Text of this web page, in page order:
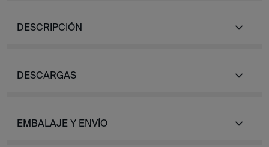
DESCRIPCIÓN
DESCARGAS
EMBALAJE Y ENVÍO